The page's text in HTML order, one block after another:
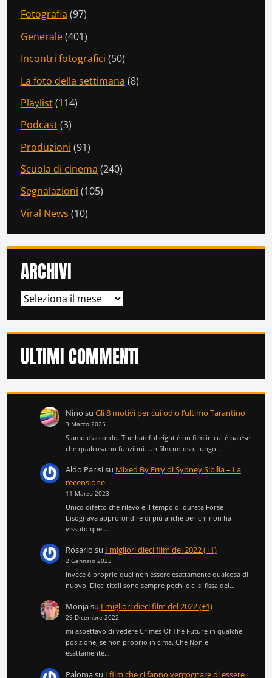
Fotografia (97)
Generale(401)
Incontri fotografici (50)
La foto della settimana (8)
Playlist(114)
Podcast(3)
Produzioni (91)
Scuola di cinema (240)
Segnalazioni (105)
Viral News (10)
ARCHIVI
ARCHIVI
ULTIMI COMMENTI
Nino su Gli 8 motivi per cui odio l’ultimo Tarantino
3 Marzo 2025
Siamo d'accordo. The hateful eight è un film in cui è palese
che qualcosa no funzioni. Un film noioso, lungo…
Aldo Parisisu Mixed By Erry di Sydney Sibilia – La
recensione
11 Marzo 2023
Unico difetto che rilevo è il tempo di durata.Forse
bisognava approfondire di più anche per chi non ha
vissuto quel…
Rosario su I migliori dieci film del 2022 (+1)
2 Gennaio 2023
Invece è proprio quel non essere esattamente qualcosa di
nuovo. Dieci titoli sono sempre pochi e ci si fissa dei…
Monjasu I migliori dieci film del 2022 (+1)
29 Dicembre 2022
mi aspettavo di vedere Crimes Of The Future in qualche
posizione, se non proprio in cima. Che Non è
esattamente…
Palomasu I film che ci fanno vergognare di essere